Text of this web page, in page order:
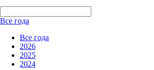
Все года
Все года
2026
2025
2024